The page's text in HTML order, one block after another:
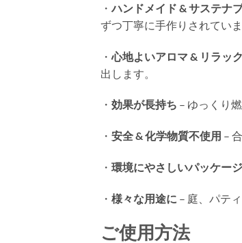
・ハンドメイド & サステナ
ずつ丁寧に手作りされていま
・心地よいアロマ & リラッ
出します。
・ 効果が長持ち – ゆっくり
・ 安全 & 化学物質不使用 –
・ 環境にやさしいパッケージ
・ 様々な用途に – 庭、パテ
ご使用方法